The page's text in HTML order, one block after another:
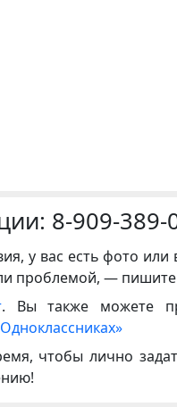
8-909-389-
у вас есть фото
проблемой, —
. Вы также можете
чтобы лично